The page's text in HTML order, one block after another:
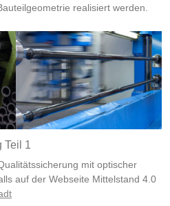
realisiert werden.
Teil 1
mit optischer
auf der Webseite Mittelstand 4.0